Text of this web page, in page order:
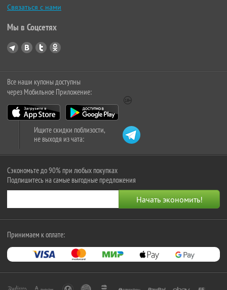
Связаться с нами
Мы в Соцсетях
Все наши купоны доступны
через Мобильное Приложение:
Ищите скидки поблизости,
не выходя из чата:
Сэкономьте до 90% при любых покупках
Подпишитесь на самые выгодные предложения
Принимаем к оплате: